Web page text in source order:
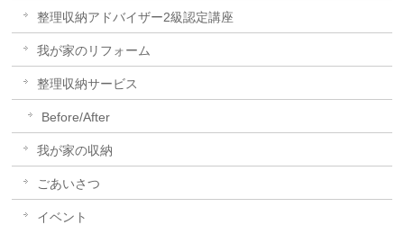
整理収納アドバイザー2級認定講座
我が家のリフォーム
整理収納サービス
Before/After
我が家の収納
ごあいさつ
イベント